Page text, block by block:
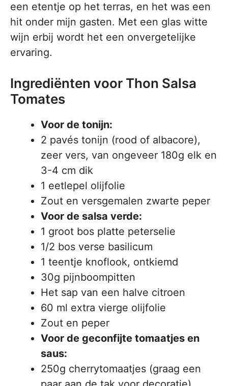
een etentje op het terras, en het was een
hit onder mijn gasten. Met een glas witte
wijn erbij wordt het een onvergetelijke
ervaring.
Ingrediënten voor Thon Salsa
Tomates
Voor de tonijn:
2 pavés tonijn (rood of albacore),
zeer vers, van ongeveer 180g elk en
3-4 cm dik
1 eetlepel olijfolie
Zout en versgemalen zwarte peper
Voor de salsa verde:
1 groot bos platte peterselie
1/2 bos verse basilicum
1 teentje knoflook, ontkiemd
30g pijnboompitten
Het sap van een halve citroen
60 ml extra vierge olijfolie
Zout en peper
Voor de geconfijte tomaatjes en
saus:
250g cherrytomaatjes (graag een